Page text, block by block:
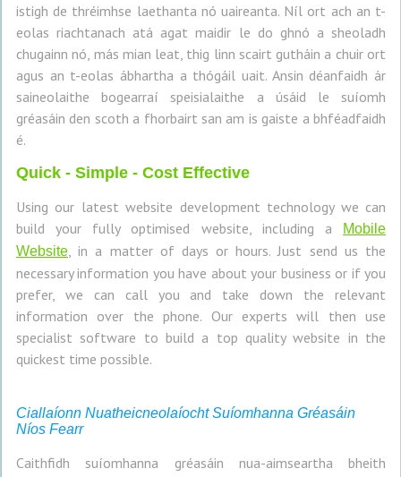
istigh de thréimhse laethanta nó uaireanta. Níl ort ach an t-
eolas riachtanach atá agat maidir le do ghnó a sheoladh
chugainn nó, más mian leat, thig linn scairt gutháin a chuir ort
agus an t-eolas ábhartha a thógáil uait. Ansin déanfaidh ár
saineolaithe bogearraí speisialaithe a úsáid le suíomh
gréasáin den scoth a fhorbairt san am is gaiste a bhféadfaidh
é.
Quick - Simple - Cost Effective
Using our latest website development technology we can
build your fully optimised website, including a
Mobile
Website , in a matter of days or hours. Just send us the
necessary information you have about your business or if you
prefer, we can call you and take down the relevant
information over the phone. Our experts will then use
specialist software to build a top quality website in the
quickest time possible.
Ciallaíonn Nuatheicneolaíocht Suíomhanna Gréasáin
Níos Fearr
Caithfidh suíomhanna gréasáin nua-aimseartha bheith